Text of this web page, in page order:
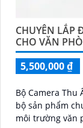
CHUYÊN LẮP
CHO VĂN
5,500,000 ₫
Bộ Camera Thu
bộ sản phẩm
môi trường văn phòng. Công nghệ của